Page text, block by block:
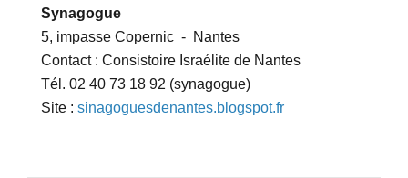
Synagogue
5, impasse Copernic - Nantes
Contact : Consistoire Israélite de Nantes
Tél. 02 40 73 18 92 (synagogue)
Site : sinagoguesdenantes.blogspot.fr